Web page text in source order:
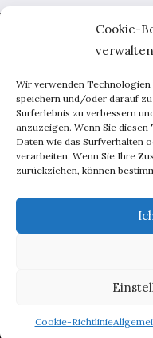
Cookie-
verwalten
Wir verwenden
speichern und/oder darauf
Surferlebnis zu verbessern
anzuzeigen. Wenn Sie
Daten wie das Surfverhalten
verarbeiten. Wenn Sie Ihre
zurückziehen, können
Cookie-RichtlinieCopyright